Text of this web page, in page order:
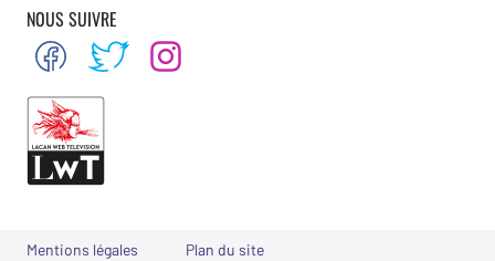
NOUS SUIVRE
Mentions légales Plan du site